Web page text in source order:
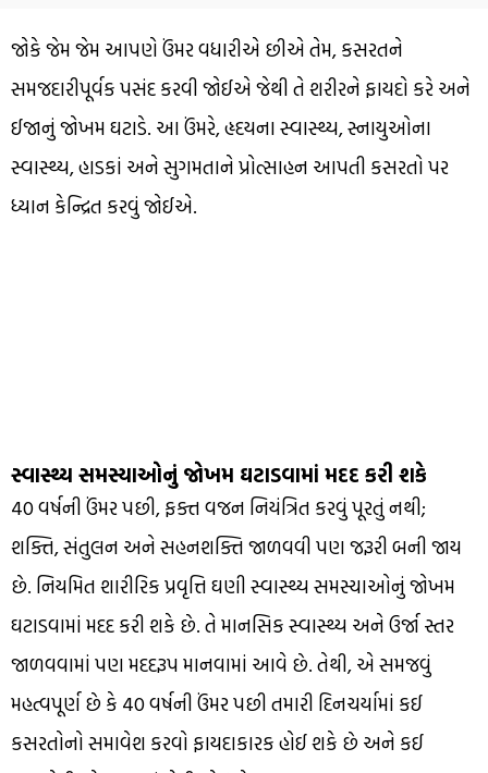
જોકે જેમ જેમ આપણે ઉંમર વધારીએ છીએ તેમ, કસરતને
સમજદારીપૂર્વક પસંદ કરવી જોઈએ જેથી તે શરીરને ફાયદો કરે અને
ઈજાનું જોખમ ઘટાડે. આ ઉંમરે, હૃદયના સ્વાસ્થ્ય, સ્નાયુઓના
સ્વાસ્થ્ય, હાડકાં અને સુગમતાને પ્રોત્સાહન આપતી કસરતો પર
ધ્યાન કેન્દ્રિત કરવું જોઈએ.
સ્વાસ્થ્ય સમસ્યાઓનું જોખમ ઘટાડવામાં મદદ કરી શકે
40 વર્ષની ઉંમર પછી, ફક્ત વજન નિયંત્રિત કરવું પૂરતું નથી;
શક્તિ, સંતુલન અને સહનશક્તિ જાળવવી પણ જરૂરી બની જાય
છે. નિયમિત શારીરિક પ્રવૃત્તિ ઘણી સ્વાસ્થ્ય સમસ્યાઓનું જોખમ
ઘટાડવામાં મદદ કરી શકે છે. તે માનસિક સ્વાસ્થ્ય અને ઉર્જા સ્તર
જાળવવામાં પણ મદદરૂપ માનવામાં આવે છે. તેથી, એ સમજવું
મહત્વપૂર્ણ છે કે 40 વર્ષની ઉંમર પછી તમારી દિનચર્યામાં કઈ
કસરતોનો સમાવેશ કરવો ફાયદાકારક હોઈ શકે છે અને કઈ